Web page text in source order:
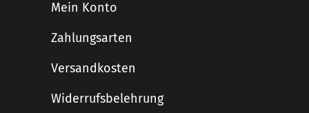
Mein Konto
Zahlungsarten
Versandkosten
Widerrufsbelehrung